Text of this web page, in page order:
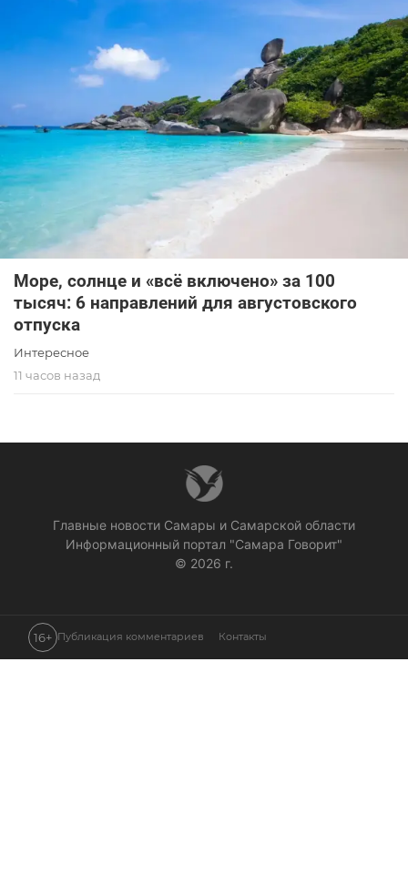
Море, солнце и «всё включено» за 100
тысяч: 6 направлений для августовского
отпуска
Интересное
11 часов назад
Главные новости Самары и Самарской области
Информационный портал "Самара Говорит"
© 2026 г.
16+ Публикация комментариев Контакты